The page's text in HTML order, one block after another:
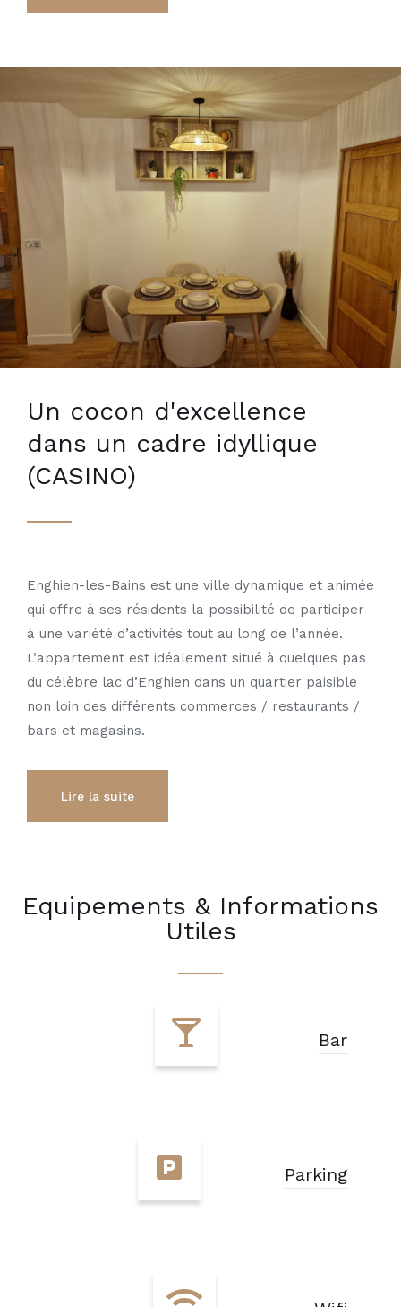
Un cocon d'excellence
dans un cadre idyllique
(CASINO)
Enghien-les-Bains est une ville dynamique et animée
qui offre à ses résidents la possibilité de participer
à une variété d’activités tout au long de l’année.
L’appartement est idéalement situé à quelques pas
du célèbre lac d’Enghien dans un quartier paisible
non loin des différents commerces / restaurants /
bars et magasins.
Lire la suite
Equipements & Informations
Utiles
Bar
Parking